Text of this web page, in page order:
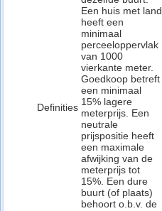
Definities
Een huis met land
heeft een
minimaal
perceeloppervlak
van 1000
vierkante meter.
Goedkoop betreft
een minimaal
15% lagere
meterprijs. Een
neutrale
prijspositie heeft
een maximale
afwijking van de
meterprijs tot
15%. Een dure
buurt (of plaats)
behoort o.b.v. de